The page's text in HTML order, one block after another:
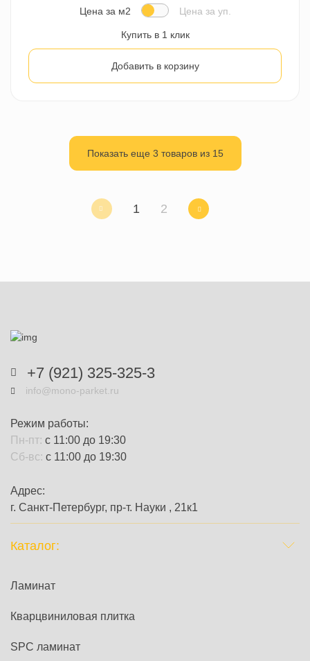
Цена за м2 Цена за уп.
Купить в 1 клик
Добавить в корзину
Показать еще 3 товаров из 15
1 2
+7 (921) 325-325-3
info@mono-parket.ru
Режим работы:
Пн-пт: с 11:00 до 19:30
Сб-вс: с 11:00 до 19:30
Адрес:
г. Санкт-Петербург, пр-т. Науки , 21к1
Каталог:
Ламинат
Кварцвиниловая плитка
SPC ламинат